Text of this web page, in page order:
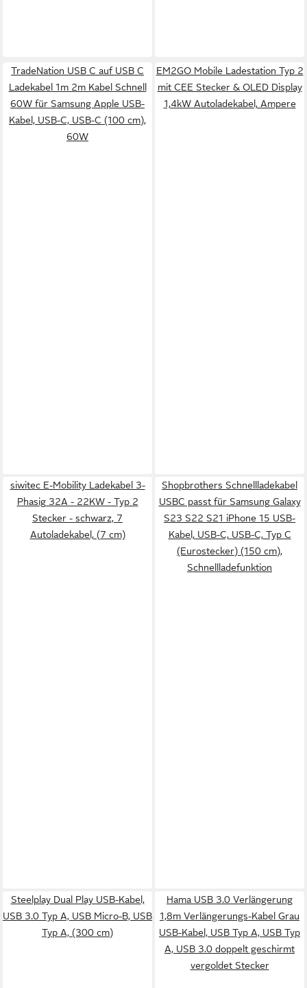
TradeNation USB C auf USB C
Ladekabel 1m 2m Kabel Schnell
60W für Samsung Apple USB-
Kabel, USB-C, USB-C (100 cm),
60W
EM2GO Mobile Ladestation Typ 2
mit CEE Stecker & OLED Display
1,4kW Autoladekabel, Ampere
siwitec E-Mobility Ladekabel 3-
Phasig 32A - 22KW - Typ 2
Stecker - schwarz, 7
Autoladekabel, (7 cm)
Shopbrothers Schnellladekabel
USBC passt für Samsung Galaxy
S23 S22 S21 iPhone 15 USB-
Kabel, USB-C, USB-C, Typ C
(Eurostecker) (150 cm),
Schnellladefunktion
Steelplay Dual Play USB-Kabel,
USB 3.0 Typ A, USB Micro-B, USB
Typ A, (300 cm)
Hama USB 3.0 Verlängerung
1,8m Verlängerungs-Kabel Grau
USB-Kabel, USB Typ A, USB Typ
A, USB 3.0 doppelt geschirmt
vergoldet Stecker